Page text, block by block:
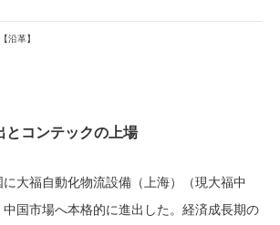
沿革】
とコンテックの上場
に大福自動化物流設備（上海）（現大福中
中国市場へ本格的に進出した。経済成長期の